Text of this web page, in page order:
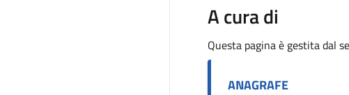
A cura di
Questa pagina è gestita dal
ANAGRAFE